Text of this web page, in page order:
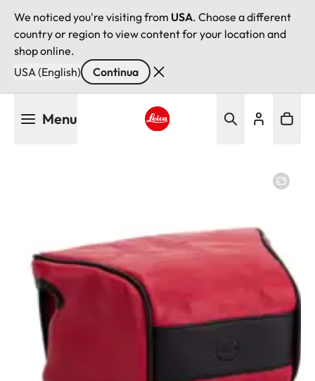
We noticed you're visiting from USA. Choose a different
country or region to view content for your location and
shop online.
USA (English)
Continua
Menu